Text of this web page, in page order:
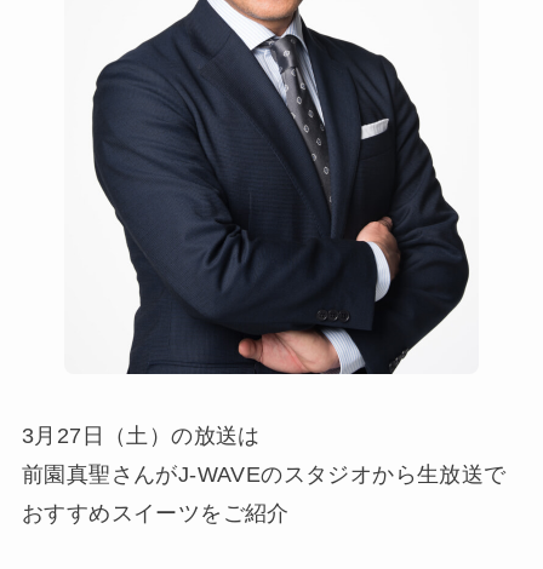
3月27日（土）の放送は
前園真聖さんがJ-WAVEのスタジオから生放送で
おすすめスイーツをご紹介